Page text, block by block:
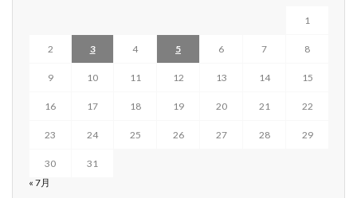
1
2 3 4 5 6 7 8
9 10 11 12 13 14 15
16 17 18 19 20 21 22
23 24 25 26 27 28 29
30
31
« 7月